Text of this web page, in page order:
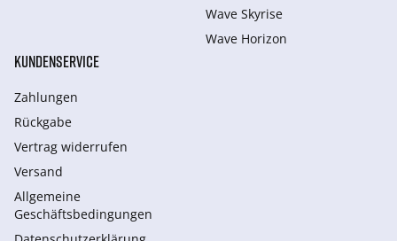
Wave Skyrise
Wave Horizon
KUNDENSERVICE
Zahlungen
Rückgabe
Vertrag widerrufen
Versand
Allgemeine
Geschäftsbedingungen